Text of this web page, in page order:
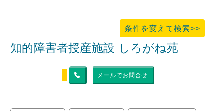
条件を変えて検索>>
知的障害者授産施設 しろがね苑
メールでお問合せ